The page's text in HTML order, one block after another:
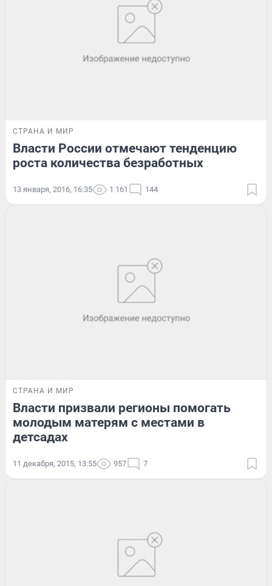
СТРАНА И МИР
Власти России отмечают тенденцию
роста количества безработных
13 января, 2016, 16:35 1 161 144
СТРАНА И МИР
Власти призвали регионы помогать
молодым матерям с местами в
детсадах
11 декабря, 2015, 13:55 957 7